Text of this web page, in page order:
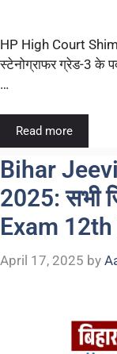
HP High Court
स्टेनोग्राफर ग्रेड-3 के
…
Read more
Bihar
2025: सभी
Exam
April 17, 2025 by